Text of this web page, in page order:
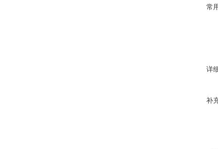
常
详
补